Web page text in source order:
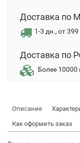
Доставка по
1-3 дн., от 399
Доставка по
Более 10000
Описание
Как оформить заказ